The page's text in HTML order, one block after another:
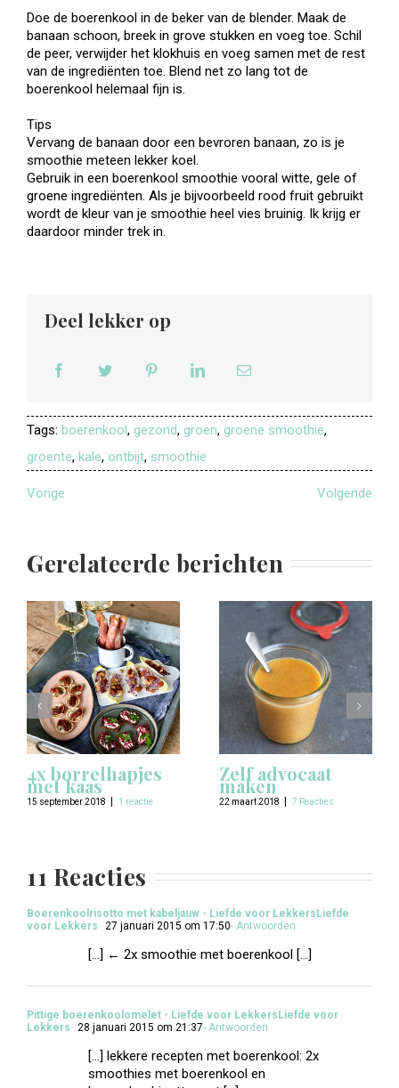
Doe de boerenkool in de beker van de blender. Maak de
banaan schoon, breek in grove stukken en voeg toe. Schil
de peer, verwijder het klokhuis en voeg samen met de rest
van de ingrediënten toe. Blend net zo lang tot de
boerenkool helemaal fijn is.
Tips
Vervang de banaan door een bevroren banaan, zo is je
smoothie meteen lekker koel.
Gebruik in een boerenkool smoothie vooral witte, gele of
groene ingrediënten. Als je bijvoorbeeld rood fruit gebruikt
wordt de kleur van je smoothie heel vies bruinig. Ik krijg er
daardoor minder trek in.
Deel lekker op
Tags: boerenkool, gezond, groen, groene smoothie,
groente, kale, ontbijt, smoothie
Vorige Volgende
Gerelateerde berichten
4x borrelhapjes
met kaas
15 september 2018 1 reactie
Zelf advocaat
maken
22 maart 2018 7 Reacties
11 Reacties
Boerenkoolrisotto met kabeljauw - Liefde voor LekkersLiefde
voor Lekkers
27 januari 2015 om 17:50- Antwoorden
[…] ← 2x smoothie met boerenkool […]
Pittige boerenkoolomelet - Liefde voor LekkersLiefde voor
Lekkers
28 januari 2015 om 21:37- Antwoorden
[…] lekkere recepten met boerenkool: 2x
smoothies met boerenkool en